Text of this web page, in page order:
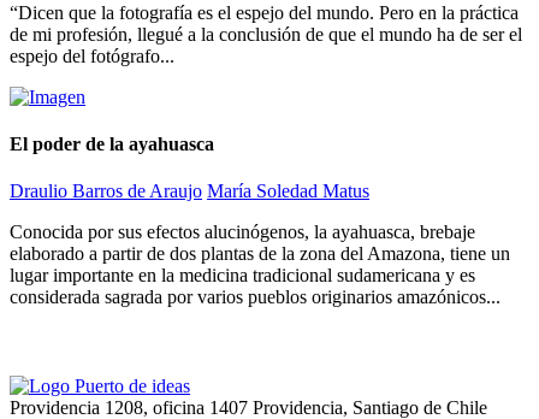
“Dicen que la fotografía es el espejo del mundo. Pero en la práctica
de mi profesión, llegué a la conclusión de que el mundo ha de ser el
espejo del fotógrafo...
El poder de la ayahuasca
Draulio Barros de Araujo María Soledad Matus
Conocida por sus efectos alucinógenos, la ayahuasca, brebaje
elaborado a partir de dos plantas de la zona del Amazona, tiene un
lugar importante en la medicina tradicional sudamericana y es
considerada sagrada por varios pueblos originarios amazónicos...
Providencia 1208, oficina 1407 Providencia, Santiago de Chile